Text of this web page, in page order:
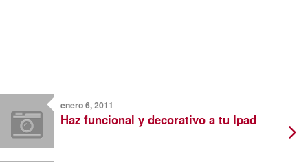
enero 6, 2011
Haz funcional y decorativo a tu Ipad